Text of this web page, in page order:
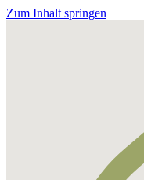
Zum Inhalt springen